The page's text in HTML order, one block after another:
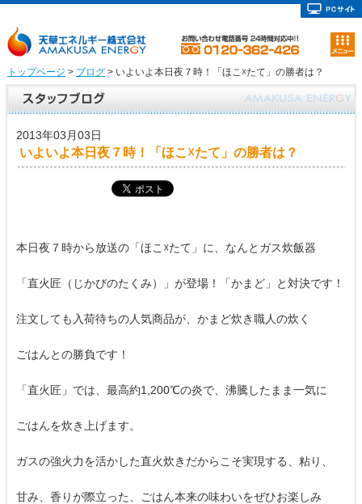
トップページ > ブログ> いよいよ本日夜７時！「ほこ☓たて」の勝者は？
2013年03月03日
いよいよ本日夜７時！「ほこ☓たて」の勝者は？
本日夜７時から放送の「ほこ☓たて」に、なんとガス炊飯器
「直火匠（じかびのたくみ）」が登場！「かまど」と対決です！
注文しても入荷待ちの人気商品が、かまど炊き職人の炊く
ごはんとの勝負です！
「直火匠」では、最高約1,200℃の炎で、沸騰したまま一気に
ごはんを炊き上げます。
ガスの強火力を活かした直火炊きだからこそ実現する、粘り、
甘み、香りが際立った、ごはん本来の味わいをぜひお楽しみ